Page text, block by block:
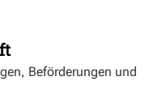
Beförderungen und